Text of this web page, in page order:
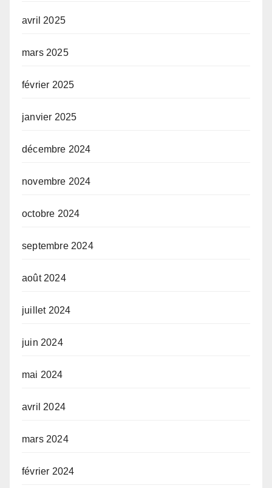
avril 2025
mars 2025
février 2025
janvier 2025
décembre 2024
novembre 2024
octobre 2024
septembre 2024
août 2024
juillet 2024
juin 2024
mai 2024
avril 2024
mars 2024
février 2024